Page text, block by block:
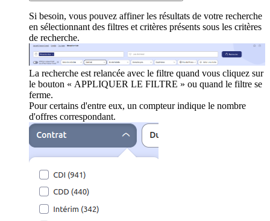
Si besoin, vous pouvez affiner les résultats de votre recherche
en sélectionnant des filtres et critères présents sous les critères
de recherche.
La recherche est relancée avec le filtre quand vous cliquez sur
le bouton « APPLIQUER LE FILTRE » ou quand le filtre se
ferme.
Pour certains d'entre eux, un compteur indique le nombre
d'offres correspondant.